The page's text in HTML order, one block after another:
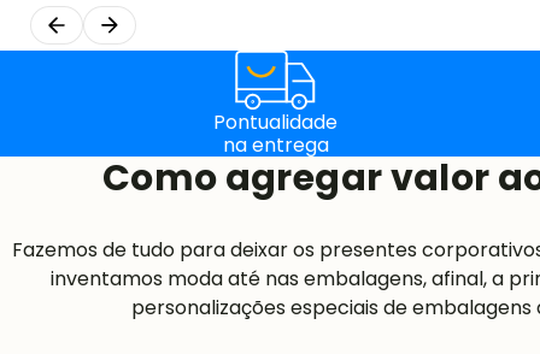
Pontualidade
na entrega
Como agregar valor
Fazemos de tudo para deixar os presentes
inventamos moda até nas embalagens, afinal, a
personalizações especiais de